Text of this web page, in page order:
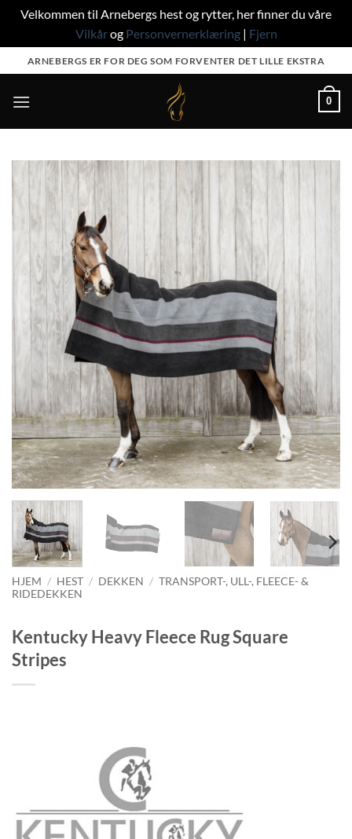
Velkommen til Arnebergs hest og rytter, her finner du våre
Vilkårog Personvernerklæring| Fjern
to
content
ARNEBERGS ER FOR DEG SOM FORVENTER DET LILLE EKSTRA
0
HJEM / HEST / DEKKEN / TRANSPORT-, ULL-, FLEECE- &
RIDEDEKKEN
Kentucky Heavy Fleece Rug Square
Stripes